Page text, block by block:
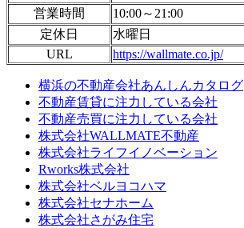
営業時間
10:00～21:00
定休日
水曜日
URL
https://wallmate.co.jp/
横浜の不動産会社あんしんカタログ
不動産賃貸に注力している会社
不動産売買に注力している会社
株式会社WALLMATE不動産
株式会社ライフイノベーション
Rworks株式会社
株式会社ベルヨコハマ
株式会社セナホーム
株式会社さがみ住宅